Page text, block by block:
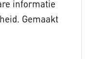
informatie
Gemaakt